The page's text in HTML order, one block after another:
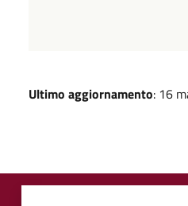
Ultimo aggiornamento: 16